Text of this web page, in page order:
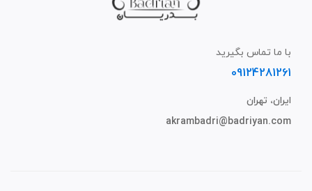
با ما تماس بگیرید
09124281261
ایران، تهران
akrambadri@badriyan.com